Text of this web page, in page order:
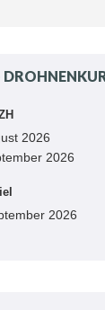
2026
2026
2026